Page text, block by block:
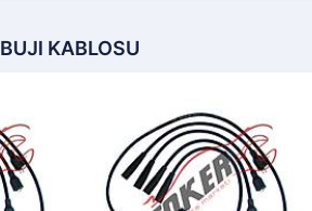
BUJI KABLOSU